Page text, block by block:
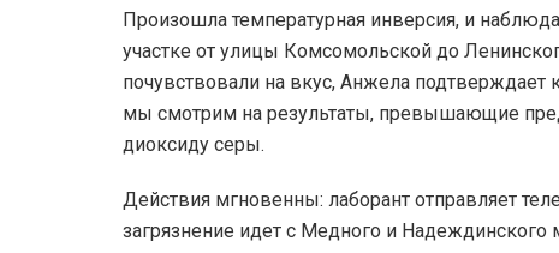
Произошла температурная инверсия, и
участке от улицы Комсомольской до
почувствовали на вкус, Анжела
мы смотрим на результаты, превышающие
диоксиду серы.
Действия мгновенны: лаборант отправляет
загрязнение идет с Медного и Надеждинского